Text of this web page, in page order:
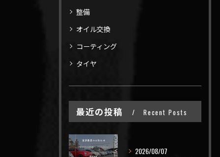
整備
オイル交換
コーティング
タイヤ
最近の投稿 Recent Posts
2026/08/07